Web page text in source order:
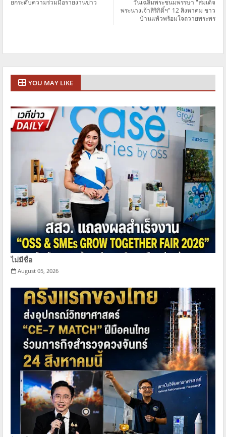
วันเฉลิมพระชนมพรรษา "สมเด็จ
พระนางเจ้าสิริกิติ์ฯ" 12 สิงหาคม ชาว
บ้านแพ้วพร้อมใจถวายพระพร
ยกระดับความร่วมมือรายงานข่าว
YOU MAY LIKE
ไม่มีชื่อ
August 05, 2026